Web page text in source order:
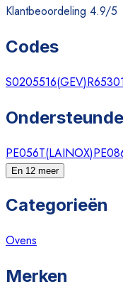
Klantbeoordeling 4.9/5
Codes
S0205516(GEV)
PE056T(LAINOX)
En 12 meer
Categorieën
Ovens
Merken